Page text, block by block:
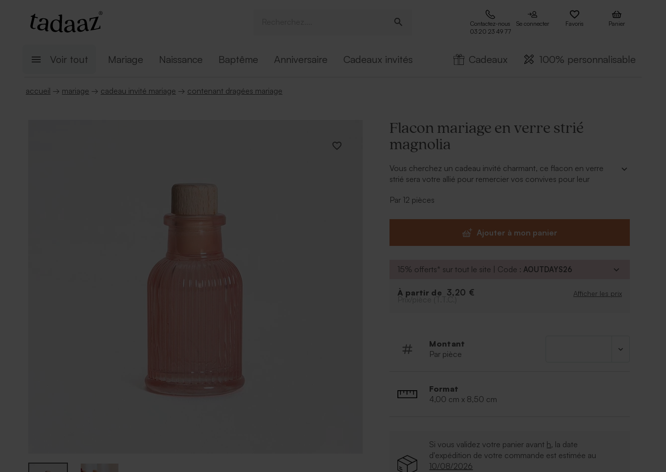
Contactez-nous
03 20 23 49 77
Se connecter Favoris Panier
Voir tout Mariage Naissance Baptême Anniversaire Cadeaux invités Cadeaux 100% personnalisable
accueil → mariage → cadeau invité mariage → contenant dragées mariage
Flacon mariage en verre strié
magnolia
Vous cherchez un cadeau invité charmant, ce flacon en verre
strié sera votre allié pour remercier vos convives pour leur
Vous pourrez même orner ce contenant d'une étiquette mariage
de mariage de liquide, sel de bain ou douces sucreries.
* Vendu par 12 ex
Par 12 pièces
Ajouter à mon panier
15% offerts* sur tout le site | Code :AOUTDAYS26
À partir de 3,20 € Afficher les prix
Prix/pièce (T.T.C.)
Montant
Par pièce
Format
4,00 cm x 8,50 cm
Si vous validez votre panier avant h, la date
d'expédition de votre commande est estimée au
10/08/2026